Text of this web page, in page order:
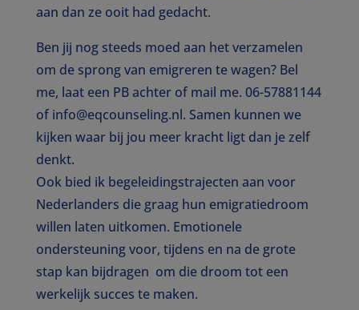
aan dan ze ooit had gedacht.
Ben jij nog steeds moed aan het verzamelen
om de sprong van emigreren te wagen? Bel
me, laat een PB achter of mail me. 06-57881144
of info@eqcounseling.nl. Samen kunnen we
kijken waar bij jou meer kracht ligt dan je zelf
denkt.
Ook bied ik begeleidingstrajecten aan voor
Nederlanders die graag hun emigratiedroom
willen laten uitkomen. Emotionele
ondersteuning voor, tijdens en na de grote
stap kan bijdragen om die droom tot een
werkelijk succes te maken.